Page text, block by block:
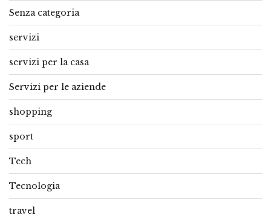
Senza categoria
servizi
servizi per la casa
Servizi per le aziende
shopping
sport
Tech
Tecnologia
travel